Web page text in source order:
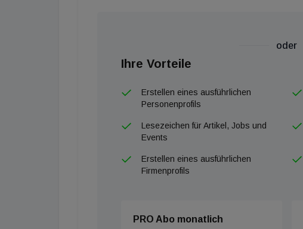
oder
Ihre Vorteile
Erstellen eines ausführlichen
Personenprofils
Lesezeichen für Artikel, Jobs und
Events
Erstellen eines ausführlichen
Firmenprofils
PRO Abo monatlich